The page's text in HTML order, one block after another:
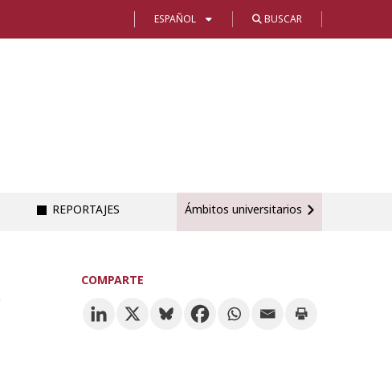
ESPAÑOL BUSCAR
REPORTAJES Ámbitos universitarios
COMPARTE